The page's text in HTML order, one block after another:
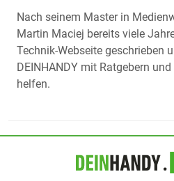
Nach seinem Master in
Martin Maciej bereits viele
Technik-Webseite geschrieben
DEINHANDY mit Ratgebern
helfen.